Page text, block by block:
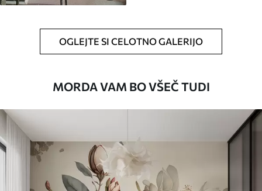
OGLEJTE SI CELOTNO GALERIJO
MORDA VAM BO VŠEČ TUDI